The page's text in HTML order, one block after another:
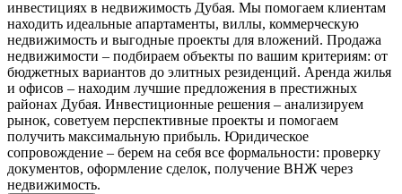
инвестициях в недвижимость Дубая. Мы помогаем клиентам
находить идеальные апартаменты, виллы, коммерческую
недвижимость и выгодные проекты для вложений. Продажа
недвижимости – подбираем объекты по вашим критериям: от
бюджетных вариантов до элитных резиденций. Аренда жилья
и офисов – находим лучшие предложения в престижных
районах Дубая. Инвестиционные решения – анализируем
рынок, советуем перспективные проекты и помогаем
получить максимальную прибыль. Юридическое
сопровождение – берем на себя все формальности: проверку
документов, оформление сделок, получение ВНЖ через
недвижимость.